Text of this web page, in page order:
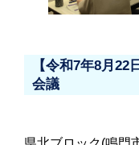
【令和7年8月
会議